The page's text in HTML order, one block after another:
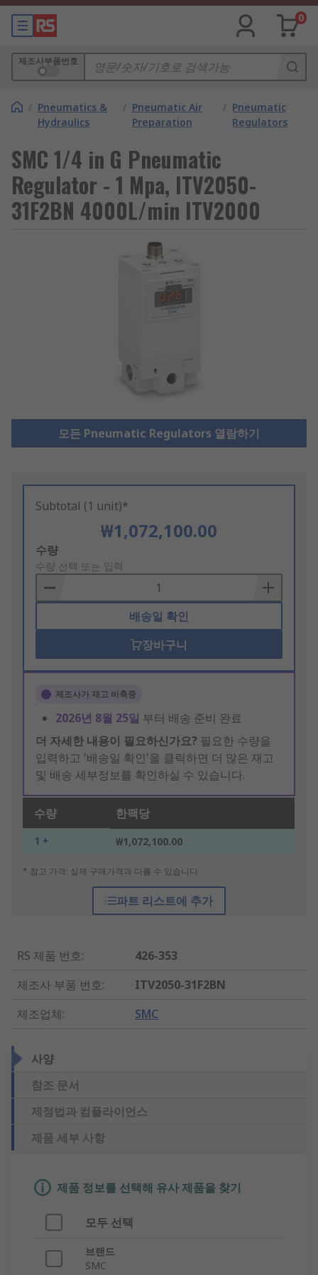
0
제조사부품번호
/ Pneumatics &
Hydraulics
/ Pneumatic Air
Preparation
/ Pneumatic
Regulators
SMC 1/4 in G Pneumatic
Regulator - 1 Mpa, ITV2050-
31F2BN 4000L/min ITV2000
모든 Pneumatic Regulators 열람하기
Subtotal (1 unit)*
₩1,072,100.00
Add
to
Basket
수량
수량 선택 또는 입력
배송일 확인
장바구니
제조사가 재고 비축중
2026년 8월 25일 부터 배송 준비 완료
더 자세한 내용이 필요하신가요? 필요한 수량을
입력하고 '배송일 확인'을 클릭하면 더 많은 재고
및 배송 세부정보를 확인하실 수 있습니다.
수량 한팩당
1 + ₩1,072,100.00
* 참고 가격: 실제 구매가격과 다를 수 있습니다
파트 리스트에 추가
RS 제품 번호:
426-353
제조사 부품 번호:
ITV2050-31F2BN
제조업체: SMC
사양
참조 문서
제정법과 컴플라이언스
제품 세부 사항
제품 정보를 선택해 유사 제품을 찾기
모두 선택
브랜드
SMC